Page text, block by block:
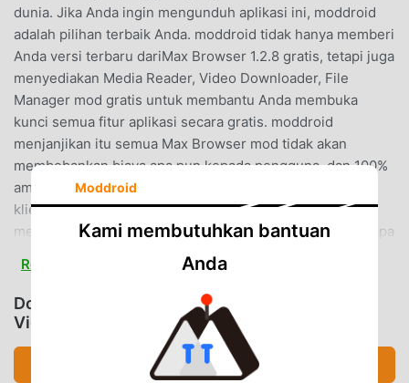
dunia. Jika Anda ingin mengunduh aplikasi ini, moddroid
adalah pilihan terbaik Anda. moddroid tidak hanya memberi
Anda versi terbaru dariMax Browser 1.2.8 gratis, tetapi juga
menyediakan Media Reader, Video Downloader, File
Manager mod gratis untuk membantu Anda membuka
kunci semua fitur aplikasi secara gratis. moddroid
menjanjikan itu semua Max Browser mod tidak akan
membebankan biaya apa pun kepada pengguna, dan 100%
aman, tersedia, dan gratis untuk dipasang. Cukup unduh
klien moddroid, Anda dapat mengunduh dan
menginstalMax Browser 1.2.8 dengan satu klik. Tunggu apa
lagi, unduh moddroid sekarang!
FITUR NYAMAN
Max Browser Sebagai aplikasi terkenal tools ,fungsinya
yang kuat telah menarik banyak pengguna. Dibandingkan
dengan tradisional tools aplikasi, Max Browser
Read more
Download Max Browser (MOD, Media Reader,
Video Downloader, File Manager)
Download APK (116.27MB)
Moddroid
Kami membutuhkan bantuan
Anda